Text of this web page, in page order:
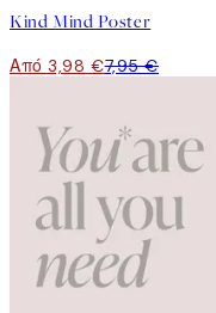
Kind Mind Poster
Από 3,98 €7,95 €